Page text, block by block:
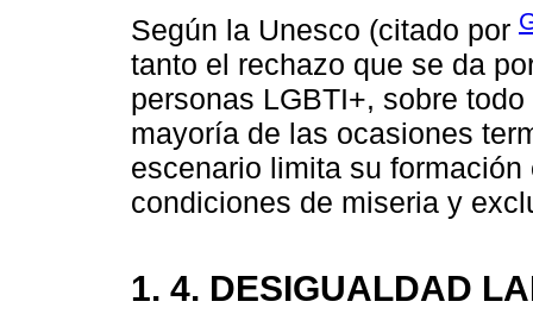
Según la Unesco (citado por
tanto el rechazo que se da
personas LGBTI+, sobre
mayoría de las ocasiones
escenario limita su
condiciones de miseria y
1. 4. DESIGUALDAD